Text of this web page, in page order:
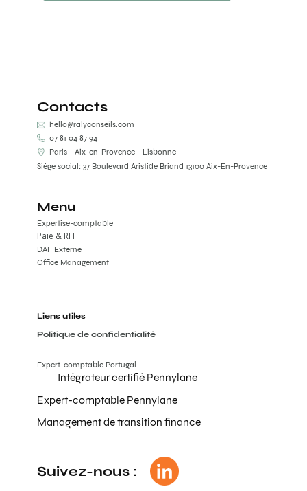
Contacts
hello@ralyconseils.com
07 81 04 87 94
Paris - Aix-en-Provence - Lisbonne
Siège social: 37 Boulevard Aristide Briand 13100 Aix-En-Provence
Menu
Expertise-comptable
DAF Externe
Office Management
Paie & RH
Liens utiles
Politique de confidentialité
Expert-comptable Portugal
Intégrateur certifié Pennylane
Expert-comptable Pennylane
Management de transition finance
Suivez-nous :